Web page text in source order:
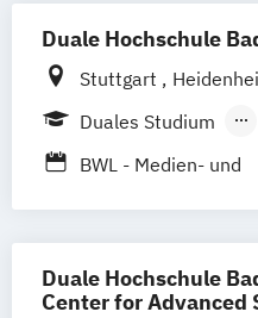
Duale Hochschule
Stuttgart
Mannheim
Duales Studium
Berufsbegleitendes
BWL - Medien- und
marketing
Business
Duale Hochschule
Center for Advanced